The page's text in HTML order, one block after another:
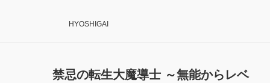
HYOSHIGAI
禁忌の転生大魔導士 ～無能からレベ